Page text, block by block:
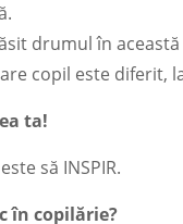
drumul în
copil este diferit,
ta!
să INSPIR.
în copilărie?